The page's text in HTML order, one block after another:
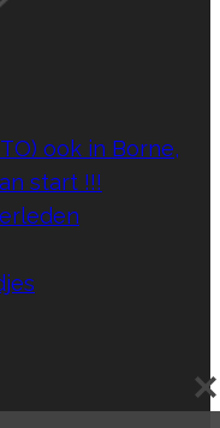
ook in Borne,
start !!!